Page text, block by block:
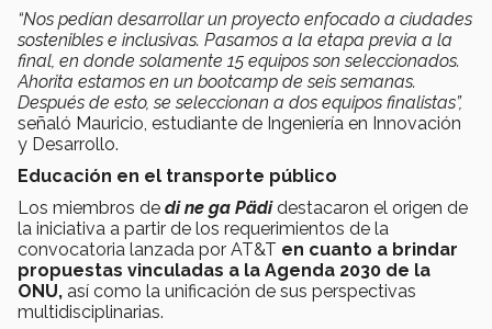
“Nos pedían desarrollar un proyecto enfocado a ciudades
sostenibles e inclusivas. Pasamos a la etapa previa a la
final, en donde solamente 15 equipos son seleccionados.
Ahorita estamos en un bootcamp de seis semanas.
Después de esto, se seleccionan a dos equipos finalistas”,
señaló Mauricio, estudiante de Ingeniería en Innovación
y Desarrollo.
Educación en el transporte público
Los miembros de di ne ga Pädidestacaron el origen de
la iniciativa a partir de los requerimientos de la
convocatoria lanzada por AT&T en cuanto a brindar
propuestas vinculadas a la Agenda 2030 de la
ONU, así como la unificación de sus perspectivas
multidisciplinarias.